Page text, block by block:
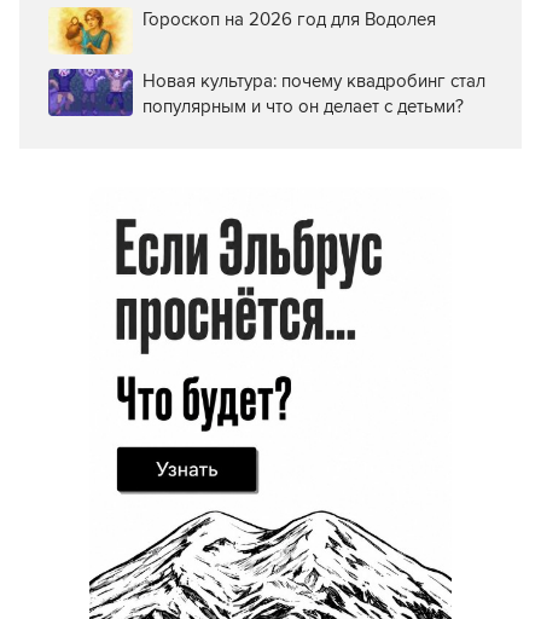
Гороскоп на 2026 год для Водолея
Новая культура: почему квадробинг стал
популярным и что он делает с детьми?